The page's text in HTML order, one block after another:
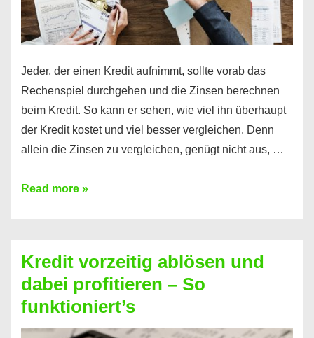
Jeder, der einen Kredit aufnimmt, sollte vorab das
Rechenspiel durchgehen und die Zinsen berechnen
beim Kredit. So kann er sehen, wie viel ihn überhaupt
der Kredit kostet und viel besser vergleichen. Denn
allein die Zinsen zu vergleichen, genügt nicht aus, …
Ganz
Kredit
berechnen
–
Mit
Read more »
Kredit vorzeitig ablösen und
dabei profitieren – So
funktioniert’s